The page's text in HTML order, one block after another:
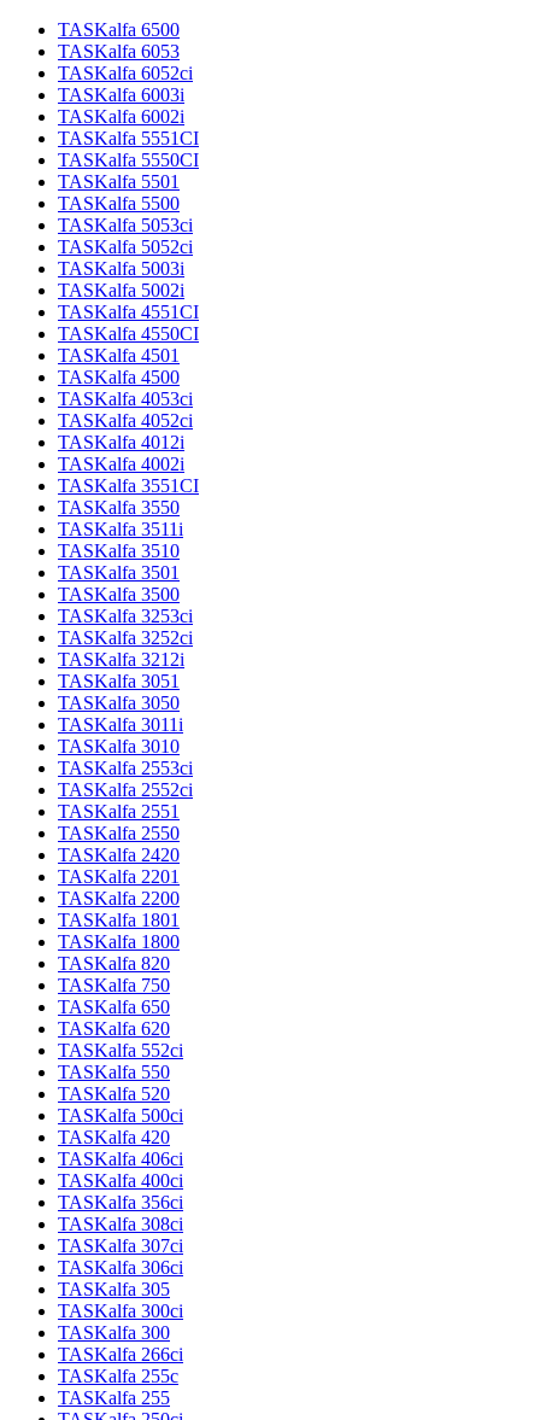
TASKalfa 6500
TASKalfa 6053
TASKalfa 6052ci
TASKalfa 6003i
TASKalfa 6002i
TASKalfa 5551CI
TASKalfa 5550CI
TASKalfa 5501
TASKalfa 5500
TASKalfa 5053ci
TASKalfa 5052ci
TASKalfa 5003i
TASKalfa 5002i
TASKalfa 4551CI
TASKalfa 4550CI
TASKalfa 4501
TASKalfa 4500
TASKalfa 4053ci
TASKalfa 4052ci
TASKalfa 4012i
TASKalfa 4002i
TASKalfa 3551CI
TASKalfa 3550
TASKalfa 3511i
TASKalfa 3510
TASKalfa 3501
TASKalfa 3500
TASKalfa 3253ci
TASKalfa 3252ci
TASKalfa 3212i
TASKalfa 3051
TASKalfa 3050
TASKalfa 3011i
TASKalfa 3010
TASKalfa 2553ci
TASKalfa 2552ci
TASKalfa 2551
TASKalfa 2550
TASKalfa 2420
TASKalfa 2201
TASKalfa 2200
TASKalfa 1801
TASKalfa 1800
TASKalfa 820
TASKalfa 750
TASKalfa 650
TASKalfa 620
TASKalfa 552ci
TASKalfa 550
TASKalfa 520
TASKalfa 500ci
TASKalfa 420
TASKalfa 406ci
TASKalfa 400ci
TASKalfa 356ci
TASKalfa 308ci
TASKalfa 307ci
TASKalfa 306ci
TASKalfa 305
TASKalfa 300ci
TASKalfa 300
TASKalfa 266ci
TASKalfa 255c
TASKalfa 255